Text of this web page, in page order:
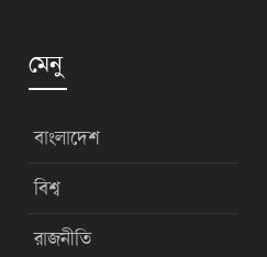
মেনু
বাংলাদেশ
বিশ্ব
রাজনীতি